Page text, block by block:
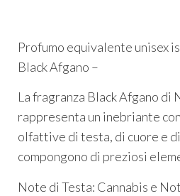
Profumo equivalente unisex
Black Afgano –
La fragranza Black Afgano di
rappresenta un inebriante
olfattive di testa, di cuore e di
compongono di preziosi
Note di Testa: Cannabis e